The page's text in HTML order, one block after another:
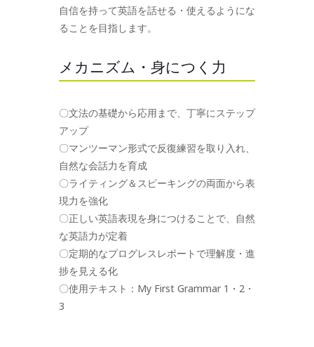
自信を持って英語を話せる・使えるようにな
ることを目指します。
メカニズム・身につく力
〇文法の基礎から応用まで、丁寧にステップ
アップ
〇マンツーマン形式で反復練習を取り入れ、
自然な会話力を育成
〇ライティング＆スピーキングの両面から表
現力を強化
〇正しい英語表現を身につけることで、自然
な英語力が定着
〇定期的なプログレスレポートで理解度・進
捗を見える化
〇使用テキスト：My First Grammar 1・2・
3